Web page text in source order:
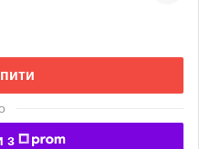
з